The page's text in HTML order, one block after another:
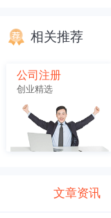
相关推荐
公司注册
创业精选
文章资讯